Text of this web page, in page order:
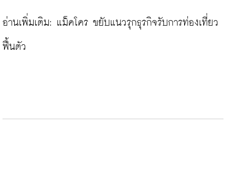
อ่านเพิ่มเติม: แม็คโคร ขยับแนวรุกธุรกิจรับการท่องเที่ยว
ฟื้นตัว